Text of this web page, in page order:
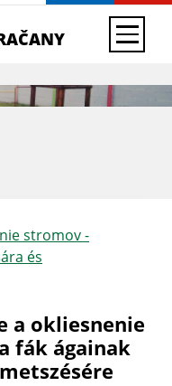
stromov -
és
a okliesnenie
fák ágainak